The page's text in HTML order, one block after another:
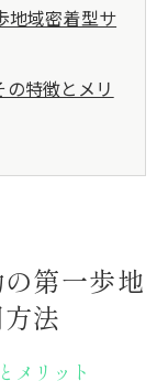
地域密着型サ
特徴とメリ
婚活サービ
評価をチェ
スの選び方
第一歩地
法
メリット